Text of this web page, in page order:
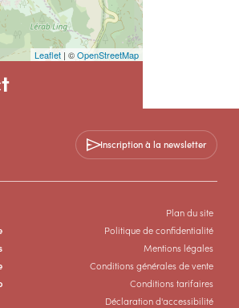
Leaflet | ©OpenStreetMap
Inscription à la newsletter
Plan du site
Politique de confidentialité
Mentions légales
Conditions générales de vente
Conditions tarifaires
Déclaration d'accessibilité